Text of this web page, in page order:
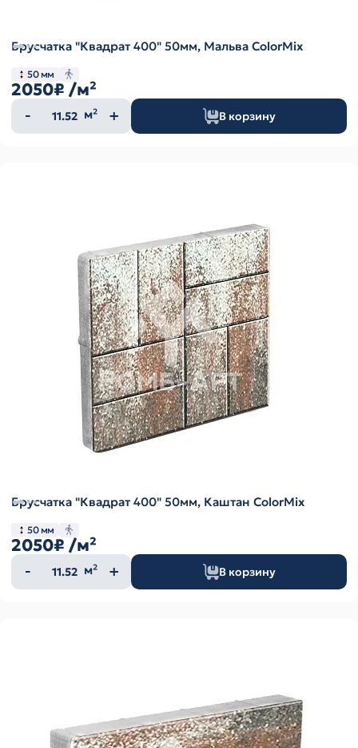
Брусчатка "Квадрат 400" 50мм, Мальва ColorMix
50 мм
2050₽ /м²
Количество
товара
м² В корзину
Брусчатка "Квадрат 400" 50мм, Каштан ColorMix
50 мм
2050₽ /м²
Количество
товара
м² В корзину